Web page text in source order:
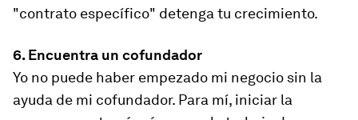
"contrato específico" detenga tu crecimiento.
6. Encuentra un cofundador
Yo no puede haber empezado mi negocio sin la
ayuda de mi cofundador. Para mí, iniciar la